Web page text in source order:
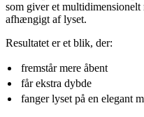
som giver et
afhængigt af lyset.
Resultatet er et blik, der:
fremstår mere åbent
får ekstra dybde
fanger lyset på en elegant